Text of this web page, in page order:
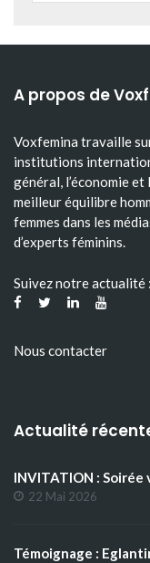
A propos de
Voxfemina travaille
institutions
général, l’économie
meilleur équilibre
femmes dans les
d’experts féminins.
Suivez notre actualité :
Nous contacter
Actualité
INVITATION :
22 Mai 2026
Témoignage :